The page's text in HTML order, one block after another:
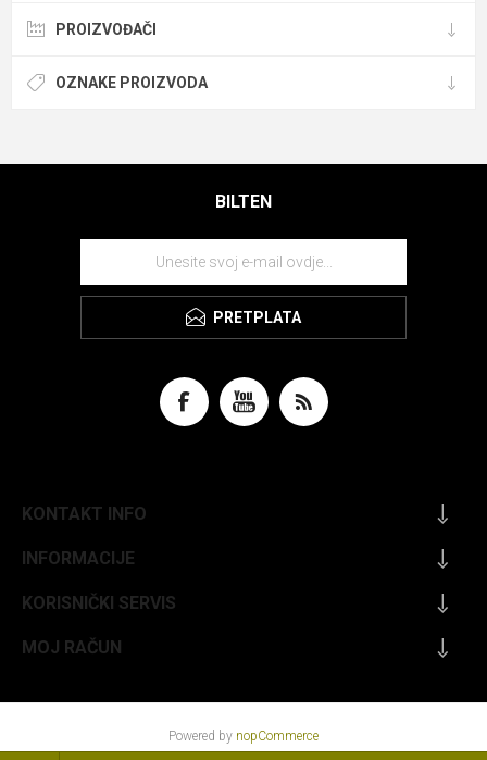
PROIZVOĐAČI
OZNAKE PROIZVODA
BILTEN
PRETPLATA
KONTAKT INFO
INFORMACIJE
KORISNIČKI SERVIS
MOJ RAČUN
Powered by nopCommerce